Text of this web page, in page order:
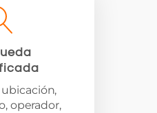
operador,